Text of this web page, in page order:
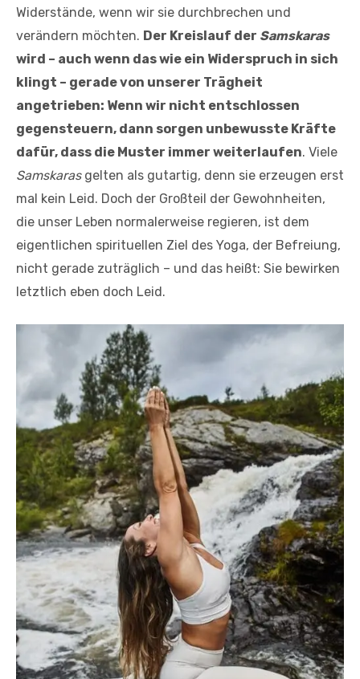
Widerstände, wenn wir sie durchbrechen und
verändern möchten. Der Kreislauf der Samskaras
wird – auch wenn das wie ein Widerspruch in sich
klingt – gerade von unserer Trägheit
angetrieben: Wenn wir nicht entschlossen
gegensteuern, dann sorgen unbewusste Kräfte
dafür, dass die Muster immer weiterlaufen. Viele
Samskarasgelten als gutartig, denn sie erzeugen erst
mal kein Leid. Doch der Großteil der Gewohnheiten,
die unser Leben normalerweise regieren, ist dem
eigentlichen spirituellen Ziel des Yoga, der Befreiung,
nicht gerade zuträglich – und das heißt: Sie bewirken
letztlich eben doch Leid.